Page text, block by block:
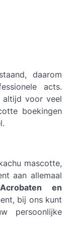
daarom
acts.
altijd voor veel
boekingen
mascotte,
aan allemaal
en
bij ons kunt
persoonlijke